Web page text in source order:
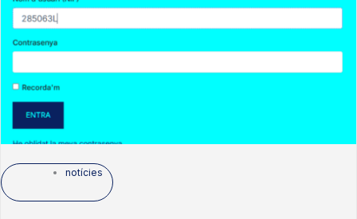
notícies